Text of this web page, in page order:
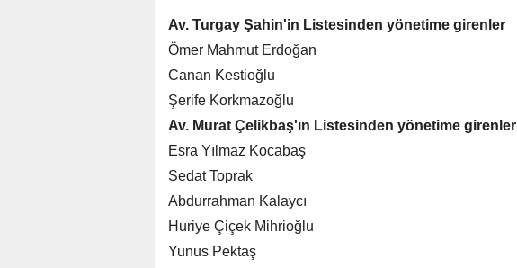
Av. Turgay Şahin'in Listesinden yönetime girenler
Ömer Mahmut Erdoğan
Canan Kestioğlu
Şerife Korkmazoğlu
Av. Murat Çelikbaş'ın Listesinden yönetime girenler
Esra Yılmaz Kocabaş
Sedat Toprak
Abdurrahman Kalaycı
Huriye Çiçek Mihrioğlu
Yunus Pektaş